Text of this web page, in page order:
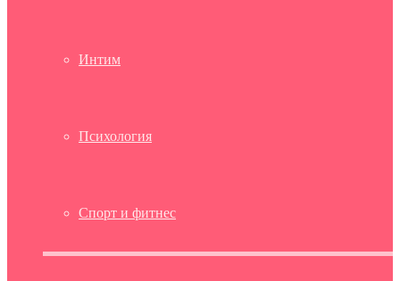
Интим
Психология
Спорт и фитнес